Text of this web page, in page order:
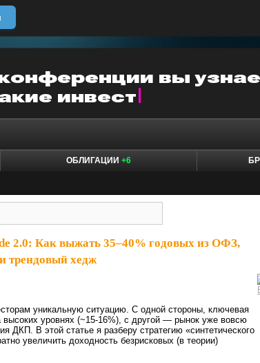
ОБЛИГАЦИИ +6
2.0: Как выжать 35–40% годовых из ОФЗ,
трендовый хедж
уникальную ситуацию. С одной стороны, ключевая
уровнях (~15-16%), с другой — рынок уже вовсю
ДКП. В этой статье я разберу стратегию «синтетического
увеличить доходность безрисковых (в теории)